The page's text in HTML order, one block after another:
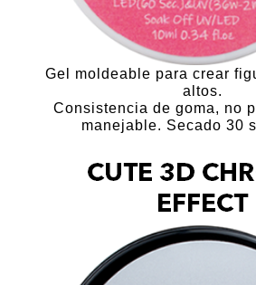
Gel Color Glow
Gel Vitral Blooming
Gel Vitaminado Pronail
Mauve
Mocha Collection
Minimalistik
Gel moldeable para crear
altos.
Consistencia de goma, no
manejable. Secado 30